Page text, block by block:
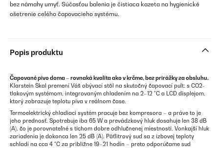
bez námahy umyť. Súčasťou balenia je čistiaca kazeta na hygienické
ošetrenie celého čapovacieho systému.
Popis produktu
Čapované pivo doma – rovnaká kvalita ako v krčme, bez prirážky za obsluhu.
Klarstein Skal premení Váš obývací stôl na skutočný čapovací pult: s CO2-
tlakovým systémom, integrovaným chladením na 2–12 °C a LCD displejom,
ktorý zobrazuje teplotu piva v reálnom čase.
Termoelektrický chladiaci systém pracuje bez kompresora – a práve to je
jeho prednosť. Spotrebuje iba 65 W a prevádzkový hluk dosahuje len 38 dB
(A), čo je porovnateľné s tichom dobre odhlučnenej miestnosti. Vonkajší hluk
zariadenia je dokonca len 25 dB (A). Päťlitrový sud sa z izbovej teploty
schladí na cca 4 °C za približne 19–21 hodín – preto odporúčame sud